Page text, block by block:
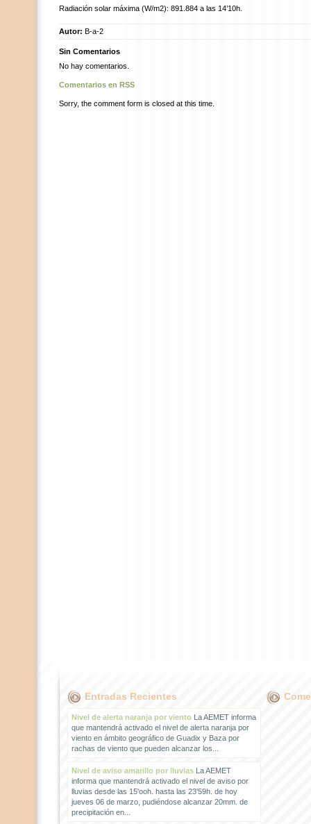
Radiación solar máxima (W/m2): 891.884 a las 14’10h.
Autor: B-a-2
Sin Comentarios
No hay comentarios.
Comentarios en RSS
Sorry, the comment form is closed at this time.
Entradas Recientes
Nivel de alerta naranja por vientoLa AEMET informa
que mantendrá activado el nivel de alerta naranja por
viento en ámbito geográfico de Guadix y Baza por
rachas de viento que pueden alcanzar los...
Nivel de aviso amarillo por lluviasLa AEMET
informa que mantendrá activado el nivel de aviso por
lluvias desde las 15'ooh. hasta las 23'59h. de hoy
jueves 06 de marzo, pudiéndose alcanzar 20mm. de
precipitación en...